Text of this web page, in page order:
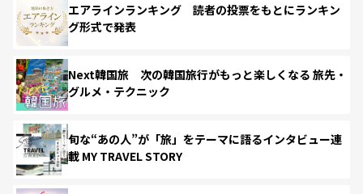
エアラインランキング 読者の投票をもとにランキン
グ形式で発表
Next韓国旅 次の韓国旅行がもっと楽しくなる 旅先・
グルメ・テクニック
旬な“あの人”が「旅」をテーマに語るインタビュー連
載 MY TRAVEL STORY